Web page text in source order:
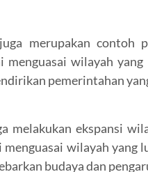
merupakan contoh
menguasai wilayah
pemerintahan
melakukan ekspansi
menguasai wilayah yang
budaya dan